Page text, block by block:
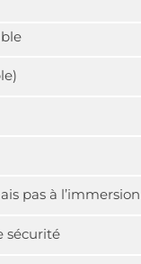
pas à l’immersion
sécurité